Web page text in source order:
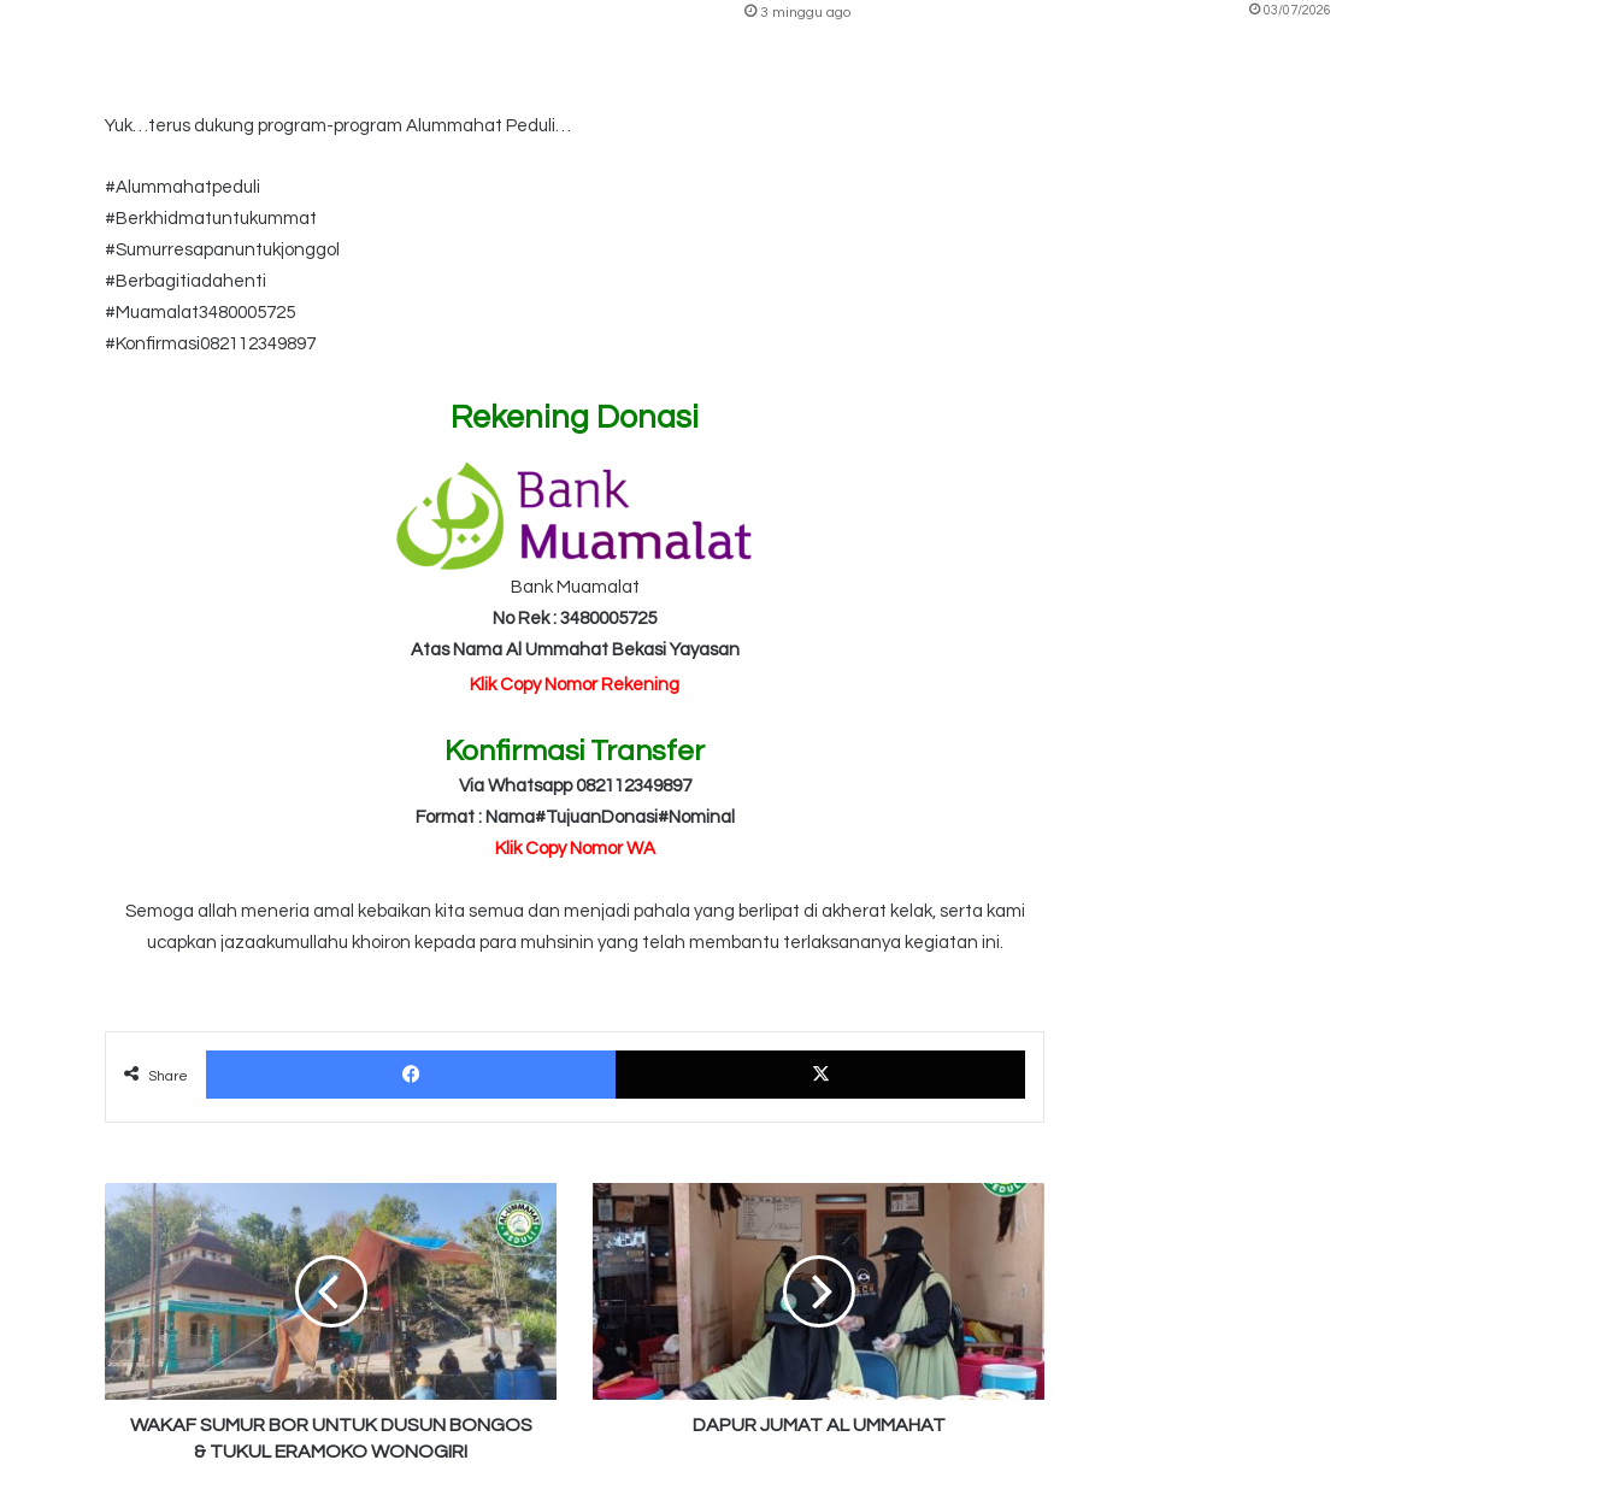
3 minggu ago
Yuk…terus dukung program-program Alummahat Peduli…
#Alummahatpeduli
#Berkhidmatuntukummat
#Sumurresapanuntukjonggol
#Berbagitiadahenti
#Muamalat3480005725
#Konfirmasi082112349897
Rekening Donasi
Bank Muamalat
No Rek : 3480005725
Atas Nama Al Ummahat Bekasi Yayasan
Klik Copy Nomor Rekening
Konfirmasi Transfer
Via Whatsapp 082112349897
Format : Nama#TujuanDonasi#Nominal
Klik Copy Nomor WA
Semoga allah meneria amal kebaikan kita semua dan menjadi pahala yang berlipat di akherat kelak, serta kami
ucapkan jazaakumullahu khoiron kepada para muhsinin yang telah membantu terlaksananya kegiatan ini.
Share
Facebook X
WAKAF
SUMUR
BOR
UNTUK
DUSUN
BONGOS
&
TUKUL
ERAMOKO
WONOGIRI
WAKAF SUMUR BOR UNTUK DUSUN BONGOS
& TUKUL ERAMOKO WONOGIRI
DAPUR
JUMAT
AL
UMMAHAT
DAPUR JUMAT AL UMMAHAT
03/07/2026